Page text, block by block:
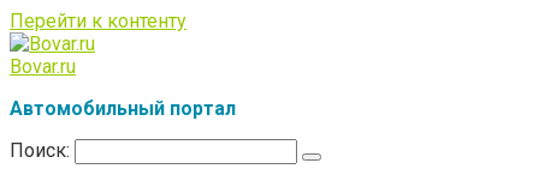
Перейти к контенту
Bovar.ru
Автомобильный портал
Поиск: